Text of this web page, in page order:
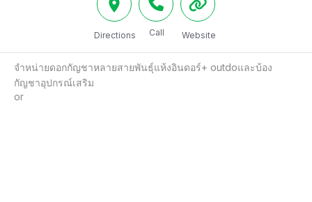
Directions Call Website
จำหน่ายดอกกัญชาหลายสายพันธุ์แห้งอินดอร์+ outdoและบ้อง
กัญชาอุปกรณ์เสริม
or